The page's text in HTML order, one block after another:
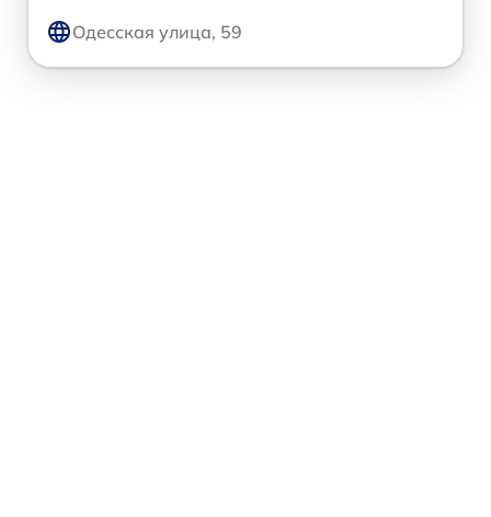
Одесская улица, 59